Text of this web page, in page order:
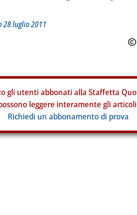
28 luglio 2011
gli utenti abbonati alla Staffetta
leggere interamente gli
Richiedi un abbonamento di prova
alla notizia